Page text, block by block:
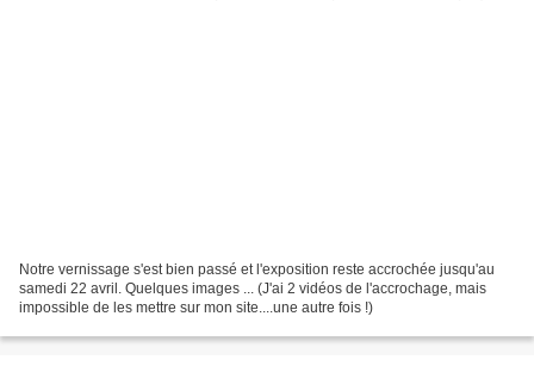
Notre vernissage s'est bien passé et l'exposition reste accrochée jusqu'au
samedi 22 avril. Quelques images ... (J'ai 2 vidéos de l'accrochage, mais
impossible de les mettre sur mon site....une autre fois !)